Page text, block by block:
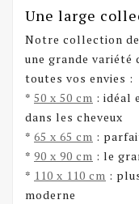
Une large
Notre collection de
une grande
toutes vos envies :
* 50 x 50 cm : idéal
dans les cheveux
* 65 x 65 cm :
* 90 x 90 cm : le
* 110 x 110 cm :
moderne